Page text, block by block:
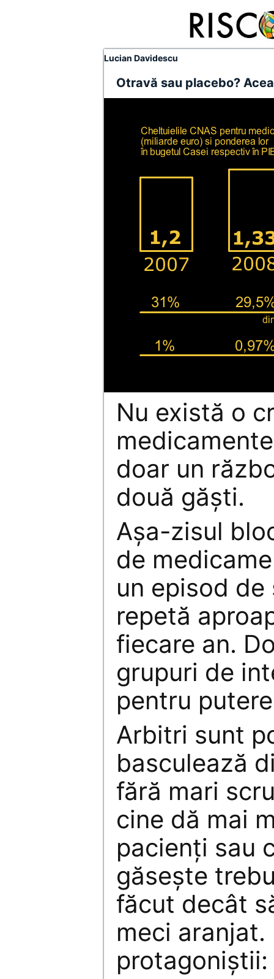
Lucian Davidescu
Otravă sau placebo?
Nu există o
doar un
două găşti.
Aşa-zisul
de
un episod de
repetă
fiecare an.
grupuri de
pentru putere
Arbitri sunt
basculează
fără mari
cine dă mai
pacienţi sau
găseşte
făcut decât
meci aranjat.
protagoniştii: